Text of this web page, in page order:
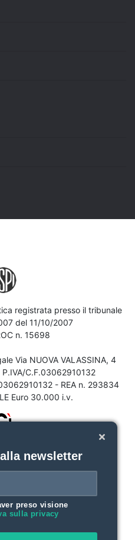
registrata presso il tribunale
del 11/10/2007
n. 15698
Via NUOVA VALASSINA, 4
C.F.03062910132
- REA n. 293834
Euro 30.000 i.v.
newsletter
preso visione
sulla privacy